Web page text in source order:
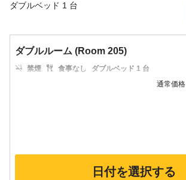
ダブルベッド 1 台
ダブルルーム (Room 205)
禁煙 食事なし
ダブルベッド 1 台
通常価格
日付を選択する